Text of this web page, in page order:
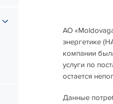
АО
энергетике
компании
услуги по
остается
Данные